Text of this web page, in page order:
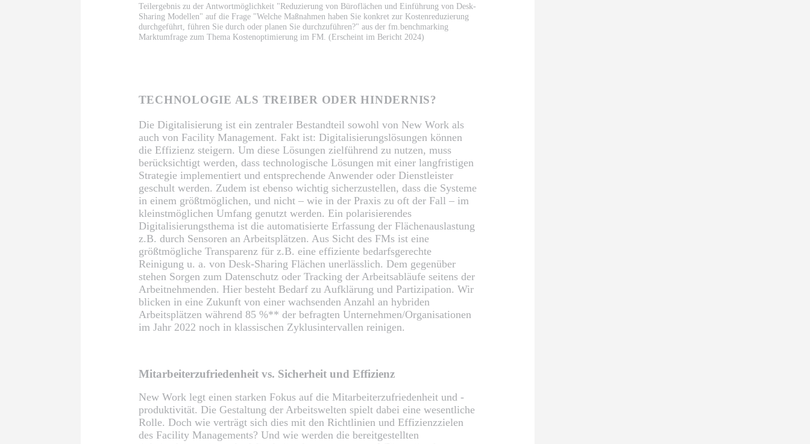
Teilergebnis zu der Antwortmöglichkeit "Reduzierung von Büroflächen und Einführung von Desk-
Sharing Modellen" auf die Frage "Welche Maßnahmen haben Sie konkret zur Kostenreduzierung
durchgeführt, führen Sie durch oder planen Sie durchzuführen?" aus der fm.benchmarking
Marktumfrage zum Thema Kostenoptimierung im FM. (Erscheint im Bericht 2024)
TECHNOLOGIE ALS TREIBER ODER HINDERNIS?
Die Digitalisierung ist ein zentraler Bestandteil sowohl von New Work als
auch von Facility Management. Fakt ist: Digitalisierungslösungen können
die Effizienz steigern. Um diese Lösungen zielführend zu nutzen, muss
berücksichtigt werden, dass technologische Lösungen mit einer langfristigen
Strategie implementiert und entsprechende Anwender oder Dienstleister
geschult werden. Zudem ist ebenso wichtig sicherzustellen, dass die Systeme
in einem größtmöglichen, und nicht – wie in der Praxis zu oft der Fall – im
kleinstmöglichen Umfang genutzt werden. Ein polarisierendes
Digitalisierungsthema ist die automatisierte Erfassung der Flächenauslastung
z.B. durch Sensoren an Arbeitsplätzen. Aus Sicht des FMs ist eine
größtmögliche Transparenz für z.B. eine effiziente bedarfsgerechte
Reinigung u. a. von Desk-Sharing Flächen unerlässlich. Dem gegenüber
stehen Sorgen zum Datenschutz oder Tracking der Arbeitsabläufe seitens der
Arbeitnehmenden. Hier besteht Bedarf zu Aufklärung und Partizipation. Wir
blicken in eine Zukunft von einer wachsenden Anzahl an hybriden
Arbeitsplätzen während 85 %** der befragten Unternehmen/Organisationen
im Jahr 2022 noch in klassischen Zyklusintervallen reinigen.
Mitarbeiterzufriedenheit vs. Sicherheit und Effizienz
New Work legt einen starken Fokus auf die Mitarbeiterzufriedenheit und -
produktivität. Die Gestaltung der Arbeitswelten spielt dabei eine wesentliche
Rolle. Doch wie verträgt sich dies mit den Richtlinien und Effizienzzielen
des Facility Managements? Und wie werden die bereitgestellten